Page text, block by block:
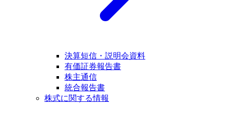
決算短信・説明会資料
有価証券報告書
株主通信
統合報告書
株式に関する情報